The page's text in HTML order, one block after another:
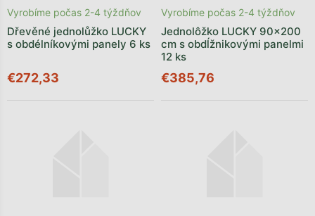
Dřevěné jednolůžko LUCKY
s obdélníkovými panely 6 ks
Vyrobíme počas 2-4 týždňov
€272,33
Jednolôžko LUCKY 90x200
cm s obdĺžnikovými panelmi
12 ks
Vyrobíme počas 2-4 týždňov
€385,76